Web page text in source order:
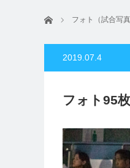
ホーム フォト（試合写真
2019.07.4
フォト95